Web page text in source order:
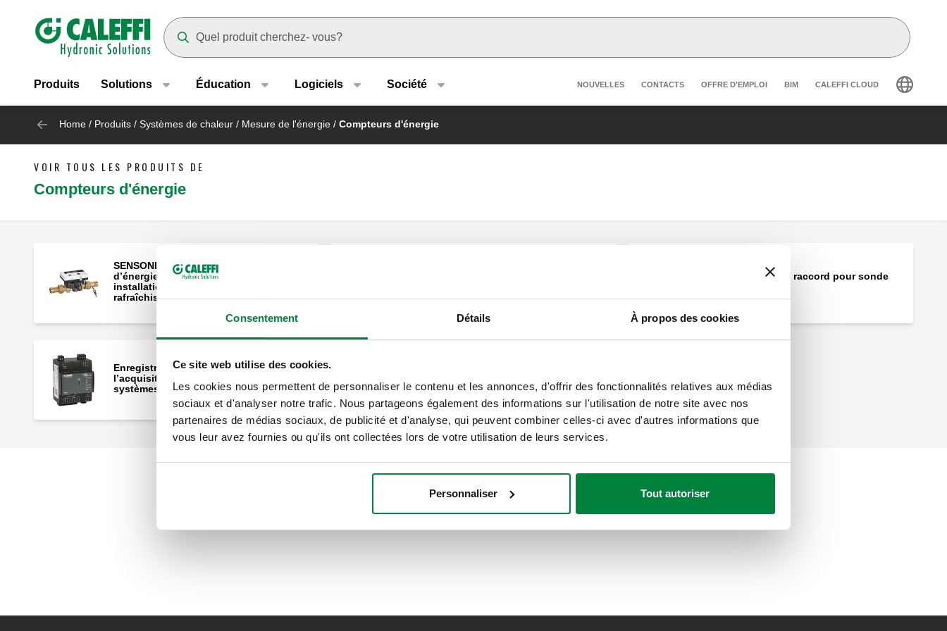
Consentement Détails À propos des cookies
Ce site web utilise des cookies.
Les cookies nous permettent de personnaliser le contenu et les annonces, d'offrir des fonctionnalités relatives aux médias
sociaux et d'analyser notre trafic. Nous partageons également des informations sur l'utilisation de notre site avec nos
partenaires de médias sociaux, de publicité et d'analyse, qui peuvent combiner celles-ci avec d'autres informations que
vous leur avez fournies ou qu'ils ont collectées lors de votre utilisation de leurs services.
Personnaliser Tout autoriser
Header main navigation
Produits Solutions Éducation Logiciels Société Header secondary navigation
NOUVELLES CONTACTS OFFRE D'EMPLOI BIM CALEFFI CLOUD
Home / Produits / Systèmes de chaleur / Mesure de l'énergie / Compteurs d'énergie
VOIR TOUS LES PRODUITS DE
Compteurs d'énergie
SENSONICAL ULTRA, Compteur
d’énergie compact à ultrasons pour
installations de chauffage et
rafraîchissement.
Té de 3/4" F avec raccord pour sonde
Enregistreur de données pour
l’acquisition des consommations
systèmes M-Bus.